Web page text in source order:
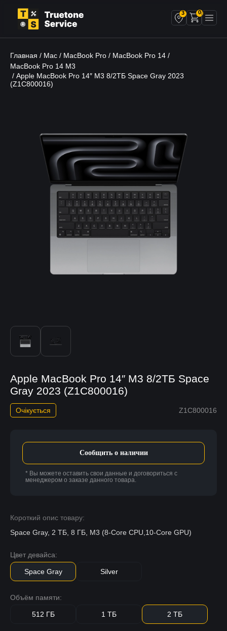
3 0
Главная / Mac / MacBook Pro / MacBook Pro 14 /
MacBook Pro 14 M3
/ Apple MacBook Pro 14″ М3 8/2ТБ Space Gray 2023
(Z1C800016)
Apple MacBook Pro 14″ М3 8/2ТБ Space
Gray 2023 (Z1C800016)
Z1C800016
Очікується
Короткий опис товару:
Space Gray, 2 ТБ, 8 ГБ, M3 (8-Core CPU,10-Core GPU)
Цвет девайса:
Space Gray Silver
Объём памяти:
512 ГБ 1 ТБ 2 ТБ
Сообщить о наличии
* Вы можете оставить свои данные и договориться с
менеджером о заказе данного товара.